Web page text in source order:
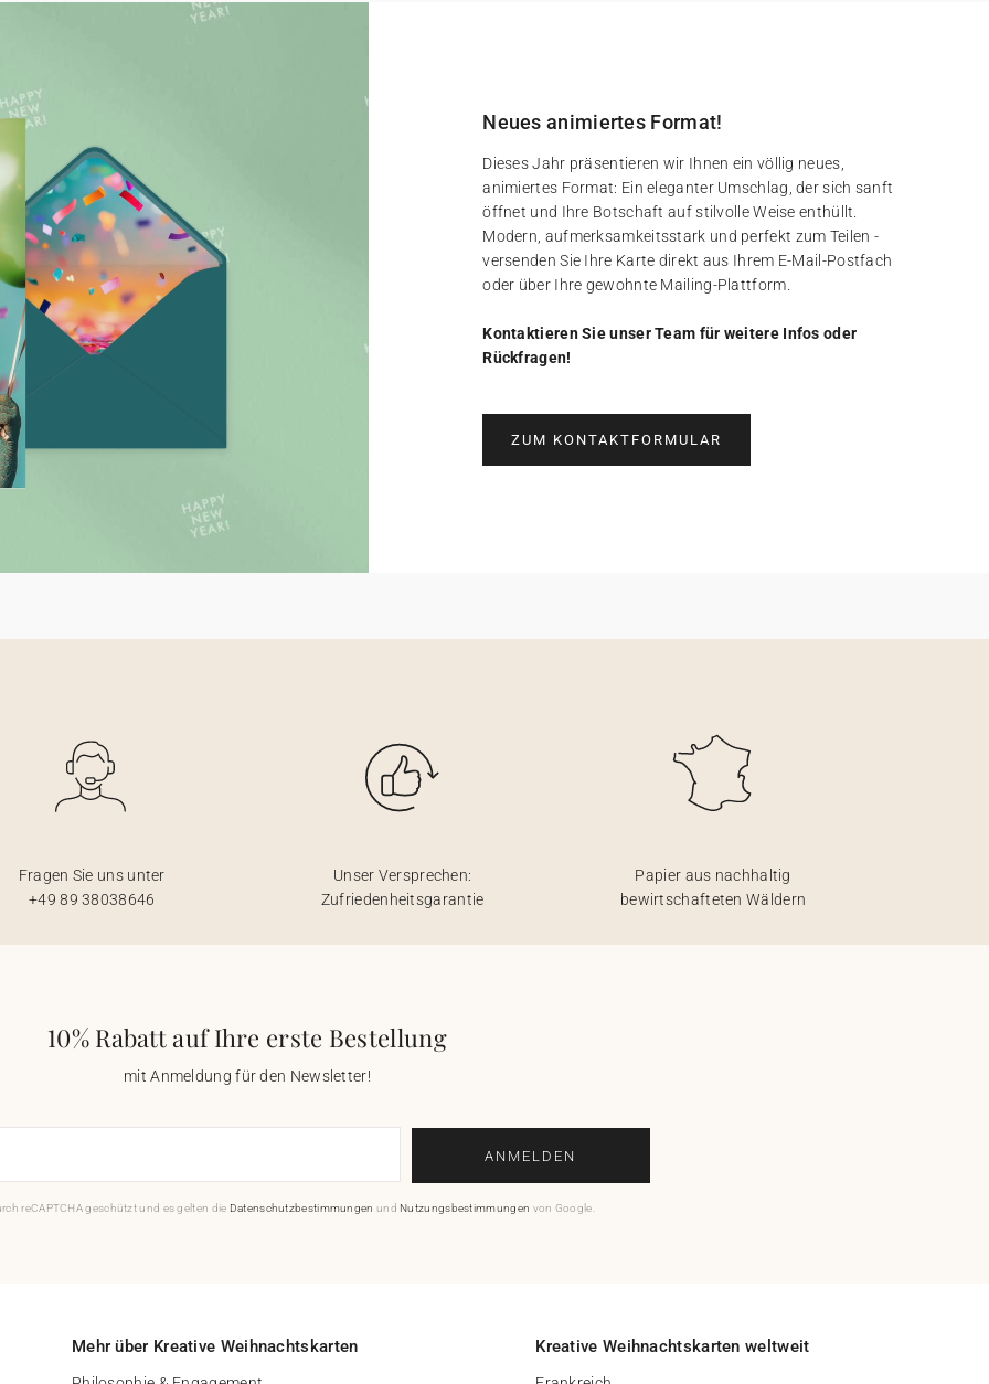
Neues animiertes Format!
Dieses Jahr präsentieren wir Ihnen ein völlig neues,
animiertes Format: Ein eleganter Umschlag, der sich sanft
öffnet und Ihre Botschaft auf stilvolle Weise enthüllt.
Modern, aufmerksamkeitsstark und perfekt zum Teilen -
versenden Sie Ihre Karte direkt aus Ihrem E-Mail-Postfach
oder über Ihre gewohnte Mailing-Plattform.
Kontaktieren Sie unser Team für weitere Infos oder
Rückfragen!
ZUM KONTAKTFORMULAR
Fragen Sie uns unter
+49 89 38038646
Unser Versprechen:
Zufriedenheitsgarantie
Papier aus nachhaltig
bewirtschafteten Wäldern
10% Rabatt auf Ihre erste Bestellung
mit Anmeldung für den Newsletter!
ANMELDEN
reCAPTCHA geschützt und es gelten die Datenschutzbestimmungen und Nutzungsbestimmungen von Google.
Mehr über Kreative Weihnachtskarten Kreative Weihnachtskarten weltweit